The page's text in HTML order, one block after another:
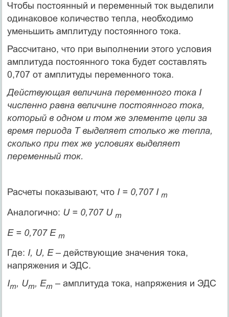
Чтобы постоянный и переменный ток выделили
одинаковое количество тепла, необходимо
уменьшить амплитуду постоянного тока.
Рассчитано, что при выполнении этого условия
амплитуда постоянного тока будет составлять
0,707 от амплитуды переменного тока.
Действующая величина переменного тока I
численно равна величине постоянного тока,
который в одном и том же элементе цепи за
время периода Т вы­деляет столько же тепла,
сколько при тех же условиях выделяет
переменный ток.
Расчеты показывают, что I = 0,707 I m
Аналогично: U = 0,707 U m
E = 0,707 E m
Где: I, U, E– действующие значения тока,
напряжения и ЭДС.
Im, Um, Em – амплитуда тока, напряжения и ЭДС